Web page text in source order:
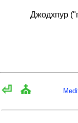
Джодхпур
⏎ ⛪